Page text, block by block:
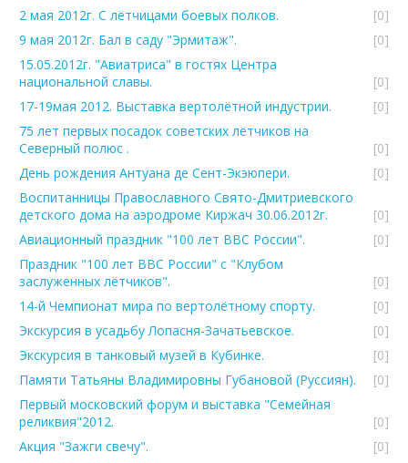
2 мая 2012г. С лётчицами боевых полков.
[0]
9 мая 2012г. Бал в саду "Эрмитаж".
[0]
15.05.2012г. "Авиатриса" в гостях Центра
национальной славы.
[0]
17-19мая 2012. Выставка вертолётной индустрии.
[0]
75 лет первых посадок советских лётчиков на
Северный полюс .
[0]
День рождения Антуана де Сент-Экэюпери.
[0]
Воспитанницы Православного Свято-Дмитриевского
детского дома на аэродроме Киржач 30.06.2012г.
[0]
Авиационный праздник "100 лет ВВС России".
[0]
Праздник "100 лет ВВС России" с "Клубом
заслуженных лётчиков".
[0]
14-й Чемпионат мира по вертолётному спорту.
[0]
Экскурсия в усадьбу Лопасня-Зачатьевское.
[0]
Экскурсия в танковый музей в Кубинке.
[0]
Памяти Татьяны Владимировны Губановой (Руссиян).
[0]
Первый московский форум и выставка "Семейная
реликвия"2012.
[0]
Акция "Зажги свечу".
[0]